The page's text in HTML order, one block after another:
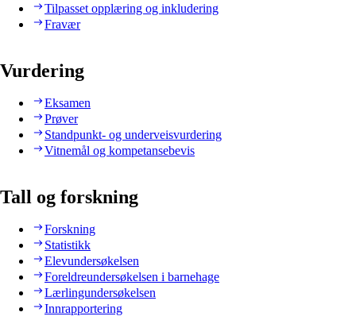
Tilpasset opplæring og inkludering
Fravær
Vurdering
Eksamen
Prøver
Standpunkt- og underveisvurdering
Vitnemål og kompetansebevis
Tall og forskning
Forskning
Statistikk
Elevundersøkelsen
Foreldreundersøkelsen i barnehage
Lærlingundersøkelsen
Innrapportering